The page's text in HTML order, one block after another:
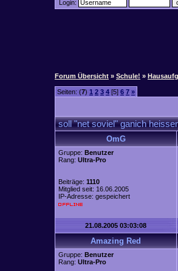
Login:
Forum Übersicht » Schule! »
Seiten: (7) 1 2 3 4 [5] 6 7 »
soll "net soviel" ganich
OmG
Gruppe: Benutzer
Rang: Ultra-Pro
Beiträge: 1110
Mitglied seit: 16.06.2005
IP-Adresse: gespeichert
21.08.2005 03:03:08
Amazing Red
Gruppe: Benutzer
Rang: Ultra-Pro